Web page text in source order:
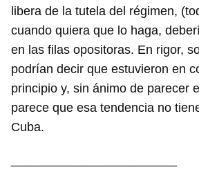
libera de la tutela del régimen,
cuando quiera que lo haga,
en las filas opositoras. En rigor,
podrían decir que estuvieron en
principio y, sin ánimo de parecer
parece que esa tendencia no
Cuba.